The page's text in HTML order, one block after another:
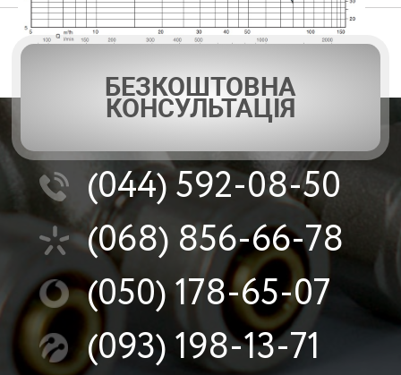
БЕЗКОШТОВНА
КОНСУЛЬТАЦІЯ
(044)592-08-50
(068) 856-66-78
(050)178-65-07
(093)198-13-71